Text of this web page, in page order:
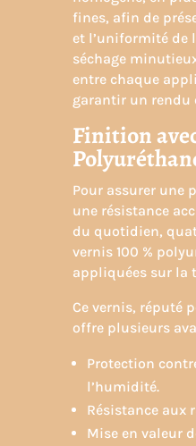
fines, afin de
et l’uniformité de
séchage
entre chaque
garantir un rendu
Finition
Pour assurer une
une résistance
du quotidien,
vernis 100 %
appliquées sur la
Ce vernis, réputé
offre plusieurs
Protection
l’humidité.
Résistance aux
Mise en valeur